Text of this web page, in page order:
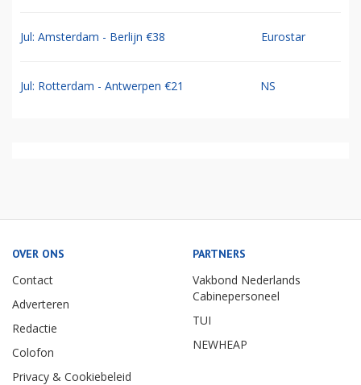
Jul: Amsterdam - Berlijn €38 Eurostar
Jul: Rotterdam - Antwerpen €21 NS
OVER ONS
Contact
Adverteren
Redactie
Colofon
Privacy & Cookiebeleid
PARTNERS
Vakbond Nederlands
Cabinepersoneel
TUI
NEWHEAP